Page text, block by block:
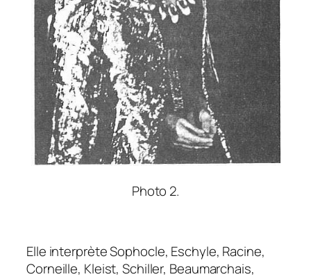
Photo 2.
Elle interprète Sophocle, Eschyle, Racine,
Corneille, Kleist, Schiller, Beaumarchais,